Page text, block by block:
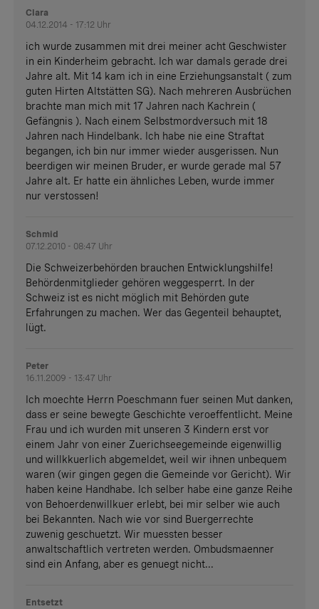
Clara
04.12.2014 - 17:12 Uhr
ich wurde zusammen mit drei meiner acht Geschwister
in ein Kinderheim gebracht. Ich war damals gerade drei
Jahre alt. Mit 14 kam ich in eine Erziehungsanstalt ( zum
guten Hirten Altstätten SG). Nach mehreren Ausbrüchen
brachte man mich mit 17 Jahren nach Kachrein (
Gefängnis ). Nach einem Selbstmordversuch mit 18
Jahren nach Hindelbank. Ich habe nie eine Straftat
begangen, ich bin nur immer wieder ausgerissen. Nun
beerdigen wir meinen Bruder, er wurde gerade mal 57
Jahre alt. Er hatte ein ähnliches Leben, wurde immer
nur verstossen!
Schmid
07.12.2010 - 08:47 Uhr
Die Schweizerbehörden brauchen Entwicklungshilfe!
Behördenmitglieder gehören weggesperrt. In der
Schweiz ist es nicht möglich mit Behörden gute
Erfahrungen zu machen. Wer das Gegenteil behauptet,
lügt.
Peter
16.11.2009 - 13:47 Uhr
Ich moechte Herrn Poeschmann fuer seinen Mut danken,
dass er seine bewegte Geschichte veroeffentlicht. Meine
Frau und ich wurden mit unseren 3 Kindern erst vor
einem Jahr von einer Zuerichseegemeinde eigenwillig
und willkkuerlich abgemeldet, weil wir ihnen unbequem
waren (wir gingen gegen die Gemeinde vor Gericht). Wir
haben keine Handhabe. Ich selber habe eine ganze Reihe
von Behoerdenwillkuer erlebt, bei mir selber wie auch
bei Bekannten. Nach wie vor sind Buergerrechte
zuwenig geschuetzt. Wir muessten besser
anwaltschaftlich vertreten werden. Ombudsmaenner
sind ein Anfang, aber es genuegt nicht...
Entsetzt